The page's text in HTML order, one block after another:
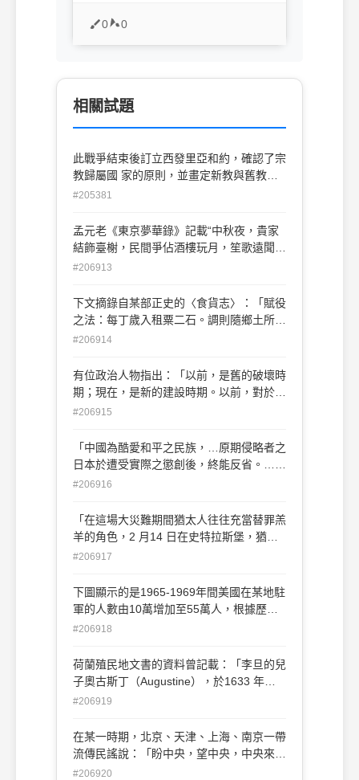
0 0
相關試題
此戰爭結束後訂立西發里亞和約，確認了宗
教歸屬國 家的原則，並畫定新教與舊教的
版圖且宗教衝突趨於緩和，宗教寬容思想逐
家平等，宗教自由」的原則，結束中古以來
「一個教皇、一個教宗」主宰歐洲的局面，
#205381
孟元老《東京夢華錄》記載“中秋夜，貴家
結飾臺榭，民間爭佔酒樓玩月，笙歌遠聞千
里，嬉戲連坐至曉。”上述材料所描繪內容
(A)唐朝 (B)宋朝 (C)元朝 (D)明朝
#206913
下文摘錄自某部正史的〈食貨志〉：「賦役
之法：每丁歲入租粟二石。調則隨鄉土所
產，綾、絹、絁各二丈，布加五分之一。輸
斤。凡丁，歲役二旬。」這應是出自哪一部
正史、所記述的哪一種稅制？ (A)三國志、
#206914
有位政治人物指出：「以前，是舊的破壞時
期；現在，是新的建設時期。以前，對於敵
人，是拿出鐵血的精神，同他們奮鬥；現
鬥。」這應是何人在何時所說的？ (A)梁啟
超在民國初年領導進步黨時 (B)宋教仁在民
#206915
「中國為酷愛和平之民族，…原期侵略者之
日本於遭受實際之懲創後，終能反省。…不
料強暴成性之日本，執迷不悟，…甘為破壞
野心。舉凡尊重信義之國家，咸屬忍無可
忍。茲特正式對日宣戰。」此份文告是在哪
#206916
「在這場大災難期間猶太人往往充當替罪羔
羊的角色，2 月14 日在史特拉斯堡，猶太
人被指控往井裡下藥，那些同意受基督教洗
請問這段資料描繪下列哪一事件？ (A)十字
軍東征 (B)黑死病 (C)查士丁尼西征 (D)君
#206917
下圖顯示的是1965-1969年間美國在某地駐
軍的人數由10萬增加至55萬人，根據歷史
知識判斷，這個駐地是那一個地區？ (A)日
#206918
荷蘭殖民地文書的資料曾記載：「李旦的兒
子奧古斯丁（Augustine），於1633 年八
月二十九日和九月十四日給當時荷蘭臺灣總
父親李旦幫助過荷蘭人在1624 年從澎湖島
遷往臺灣。還說當時一位譯員為了積累財
#206919
在某一時期，北京、天津、上海、南京一帶
流傳民謠說：「盼中央，望中央，中央來了
更遭殃。」；「天上來，地下來，就是老百
#206920